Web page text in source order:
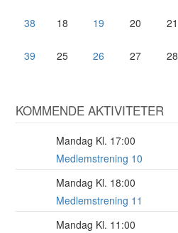
38 18 19 20 21
39 25 26 27 28
KOMMENDE AKTIVITETER
Mandag Kl. 17:00
Medlemstrening 10
Mandag Kl. 18:00
Medlemstrening 11
Mandag Kl. 11:00